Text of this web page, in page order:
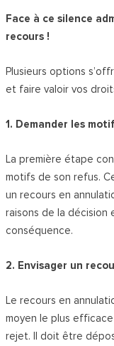
Face à ce silence
recours !
Plusieurs options
et faire valoir vos
1. Demander les
La première étape
motifs de son refus.
un recours en
raisons de la décision
conséquence.
2. Envisager un
Le recours en
moyen le plus
rejet. Il doit être